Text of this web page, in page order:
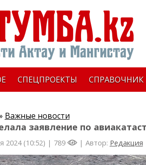
СПЕЦПРОЕКТЫ СПРАВОЧНИК
Важные новости
заявление по
2024 (10:52) | 789 | Автор: Редакция